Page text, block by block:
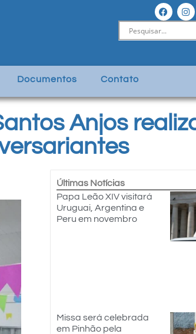
Documentos Contato
Anjos
Últimas Notícias
Papa Leão XIV visitará
Uruguai, Argentina e
Peru em novembro
Missa será celebrada
em Pinhão pela